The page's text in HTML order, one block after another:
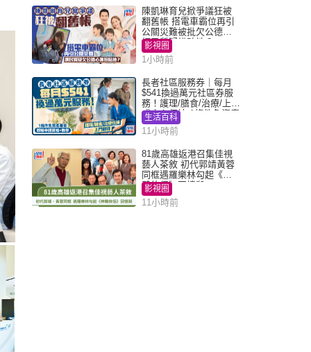
陳凱琳育兒掀爭議狂被
翻舊帳 搭電車霸位再引
公關災難被批欠公德心
網民質疑扮貼地？
影視圈
1小時前
長者社區服務券｜每月
$541換過萬元社區券服
務！護理/膳食/治療/上門
或中心任揀 1條件免資產
審查（附申請資格及教
學）
生活百科
11小時前
81歲高雄返港召集佳視
藝人茶敘 初代郭靖黃蓉
同框遇羅樂林勾起《神
鵰俠侶》回憶殺
影視圈
11小時前